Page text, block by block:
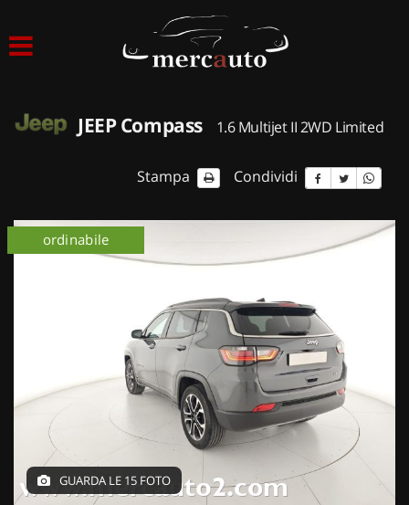
ACQUISTIAMO USATO
NOLEGGIO AUTO
NOLEGGIO BREVE TERMINE
CONTATTI
JEEP Compass 1.6 Multijet II 2WD Limited
Stampa Condividi
ordinabile
GUARDA LE 15 FOTO